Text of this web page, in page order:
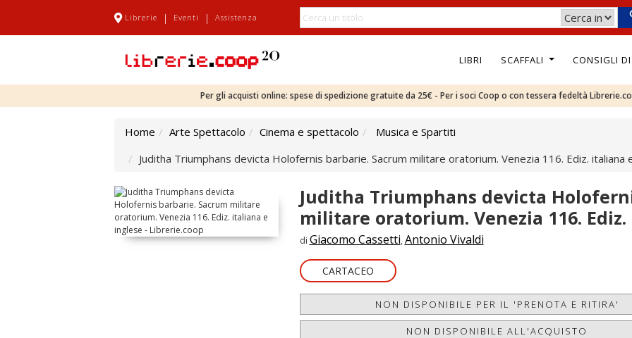
Librerie | Eventi | Assistenza
LIBRI SCAFFALI CONSIGLI
Per gli acquisti online: spese di spedizione gratuite da 25€ - Per i soci Coop o con tessera fedeltà
Home Arte Spettacolo Cinema e spettacolo
Musica e Spartiti
Juditha Triumphans devicta Holofernis barbarie. Sacrum militare oratorium. Venezia 116. Ediz. italiana
Juditha Triumphans devicta
militare oratorium. Venezia 116.
di Giacomo Cassetti, Antonio Vivaldi
CARTACEO
NON DISPONIBILE PER IL 'PRENOTA E RITIRA'
NON DISPONIBILE ALL'ACQUISTO